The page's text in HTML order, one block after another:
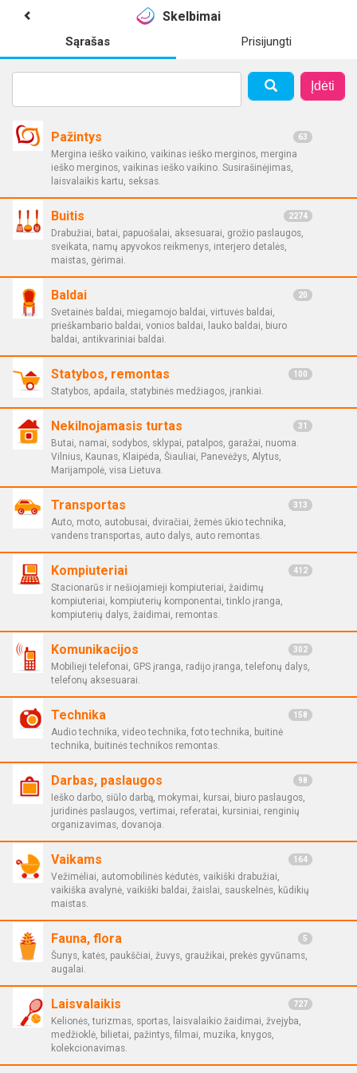
Skelbimai
Sąrašas Prisijungti
Įdėti
Pažintys 63
Mergina ieško vaikino, vaikinas ieško merginos, mergina
ieško merginos, vaikinas ieško vaikino. Susirašinėjimas,
laisvalaikis kartu, seksas.
Buitis 2274
Drabužiai, batai, papuošalai, aksesuarai, grožio paslaugos,
sveikata, namų apyvokos reikmenys, interjero detalės,
maistas, gėrimai.
Baldai 20
Svetainės baldai, miegamojo baldai, virtuvės baldai,
prieškambario baldai, vonios baldai, lauko baldai, biuro
baldai, antikvariniai baldai.
Statybos, remontas 100
Statybos, apdaila, statybinės medžiagos, įrankiai.
Nekilnojamasis turtas 31
Butai, namai, sodybos, sklypai, patalpos, garažai, nuoma.
Vilnius, Kaunas, Klaipėda, Šiauliai, Panevėžys, Alytus,
Marijampolė, visa Lietuva.
Transportas 313
Auto, moto, autobusai, dviračiai, žemės ūkio technika,
vandens transportas, auto dalys, auto remontas.
Kompiuteriai 412
Stacionarūs ir nešiojamieji kompiuteriai, žaidimų
kompiuteriai, kompiuterių komponentai, tinklo įranga,
kompiuterių dalys, žaidimai, remontas.
Komunikacijos 302
Mobilieji telefonai, GPS įranga, radijo įranga, telefonų dalys,
telefonų aksesuarai.
Technika 158
Audio technika, video technika, foto technika, buitinė
technika, buitinės technikos remontas.
Darbas, paslaugos 98
Ieško darbo, siūlo darbą, mokymai, kursai, biuro paslaugos,
juridinės paslaugos, vertimai, referatai, kursiniai, renginių
organizavimas, dovanoja.
Vaikams 164
Vežimėliai, automobilinės kėdutės, vaikiški drabužiai,
vaikiška avalynė, vaikiški baldai, žaislai, sauskelnės, kūdikių
maistas.
Fauna, flora 5
Šunys, katės, paukščiai, žuvys, graužikai, prekės gyvūnams,
augalai.
Laisvalaikis 727
Kelionės, turizmas, sportas, laisvalaikio žaidimai, žvejyba,
medžioklė, bilietai, pažintys, filmai, muzika, knygos,
kolekcionavimas.